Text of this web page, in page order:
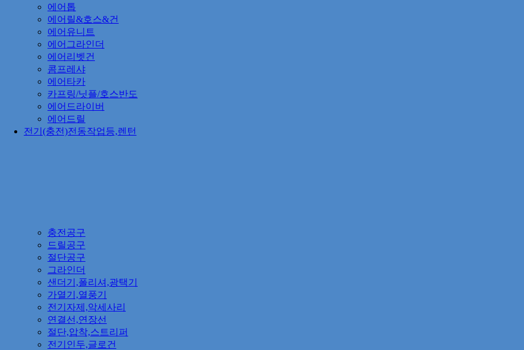
에어톱
에어릴&호스&건
에어유니트
에어그라인더
에어리벳건
콤프레샤
에어타카
카프링/닛플/호스반도
에어드라이버
에어드릴
전기(충전)전동작업등,렌턴
충전공구
드릴공구
절단공구
그라인더
샌더기,폴리셔,광택기
가열기,열풍기
전기자제,악세사리
연결선,연장선
절단,압착,스트리퍼
전기인두,글로건